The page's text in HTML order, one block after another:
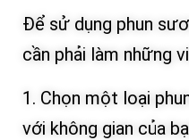
Để sử dụng phun
cần phải làm những
1. Chọn một loại
với không gian của